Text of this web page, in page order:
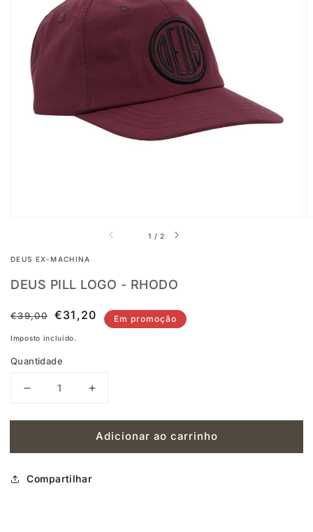
Abrir
conteúdo
multimédia
1
1 /de
2
DEUS EX-MACHINA
DEUS PILL LOGO - RHODO
Preço
normal
€39,00
Preço
de
€31,20 Em promoção
Imposto incluído.
Quantidade
a
DEUS
a
quantidade
Adicionar ao carrinho
Compartilhar